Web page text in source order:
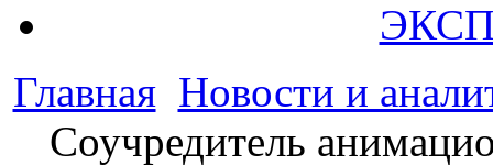
Главная Новости и
Соучредитель